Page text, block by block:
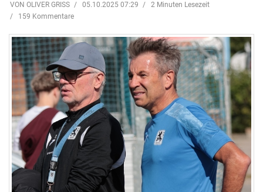
VON OLIVER GRISS 05.10.2025 07:29
2 Minuten Lesezeit
159 Kommentare